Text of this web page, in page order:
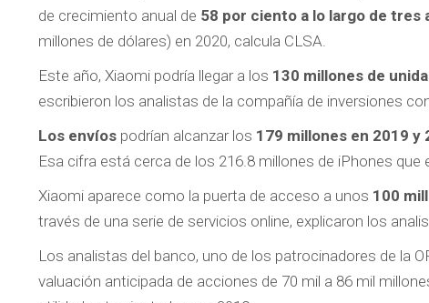
de crecimiento anual de 58 por ciento a lo largo de tres
millones de dólares) en 2020, calcula CLSA.
Este año, Xiaomi podría llegar a los 130 millones de
escribieron los analistas de la compañía de inversiones
Los envíos podrían alcanzar los 179 millones en 2019 y
Esa cifra está cerca de los 216.8 millones de iPhones
Xiaomi aparece como la puerta de acceso a unos 100
través de una serie de servicios online, explicaron los
Los analistas del banco, uno de los patrocinadores de la
valuación anticipada de acciones de 70 mil a 86 mil